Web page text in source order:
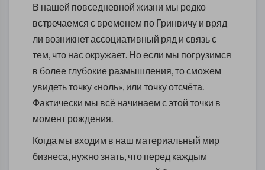
В нашей повседневной жизни мы редко
встречаемся с временем по Гринвичу и вряд
ли возникнет ассоциативный ряд и связь с
тем, что нас окружает. Но если мы погрузимся
в более глубокие размышления, то сможем
увидеть точку «ноль», или точку отсчёта.
Фактически мы всё начинаем с этой точки в
момент рождения.
Когда мы входим в наш материальный мир
бизнеса, нужно знать, что перед каждым